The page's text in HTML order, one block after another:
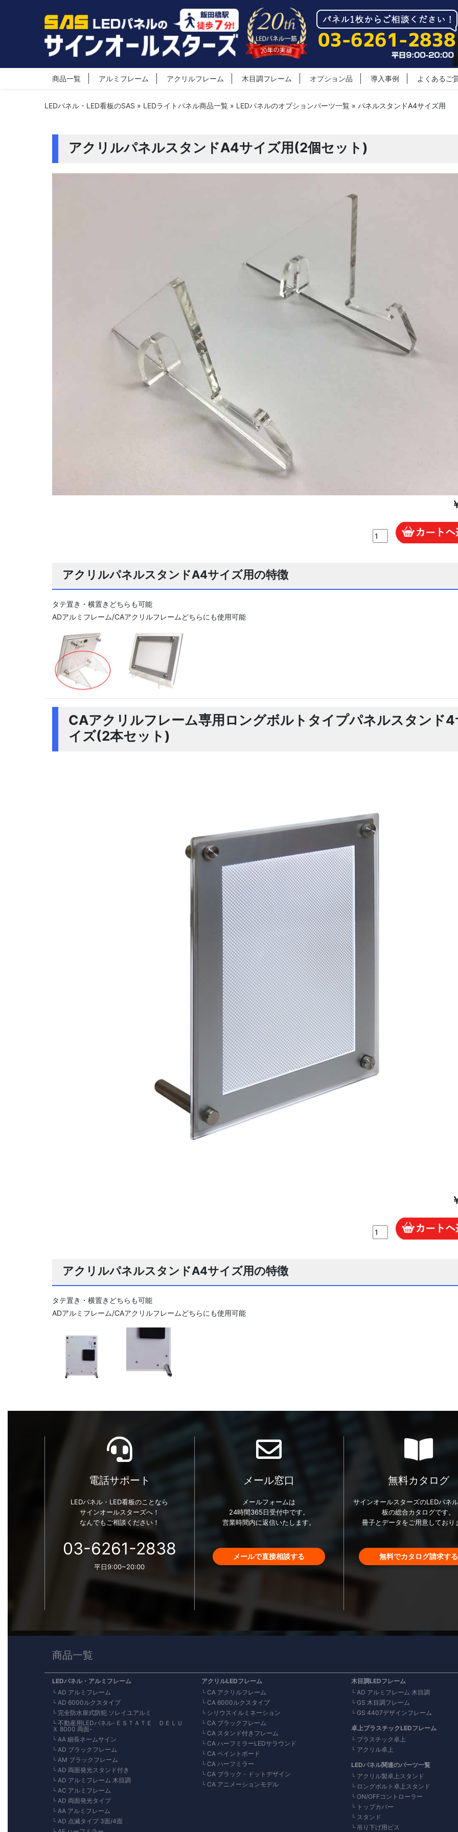
商品一覧 アルミフレーム アクリルフレーム 木目調フレーム オプション品 導入事例 よくあるご
LEDパネル・LED看板のSAS » LEDライトパネル商品一覧 » LEDパネルのオプションパーツ一覧 » パネルスタンドA4サイズ用
アクリルパネルスタンドA4サイズ用(2個セット)
アクリルパネルスタンドA4サイズ用の特徴
タテ置き・横置きどちらも可能
ADアルミフレーム/CAアクリルフレームどちらにも使用可能
CAアクリルフレーム専用ロングボルトタイプパネルスタンド4
イズ(2本セット)
アクリルパネルスタンドA4サイズ用の特徴
タテ置き・横置きどちらも可能
ADアルミフレーム/CAアクリルフレームどちらにも使用可能
電話サポート
LEDパネル・LED看板のことなら
サインオールスターズへ！
なんでもご相談ください！
03-6261-2838
平日9:00~20:00
メール窓口
メールフォームは
24時間365日受付中です。
営業時間内に返信いたします。
メールで直接相談する
無料カタログ
サインオールスターズのLEDパネ
板の総合カタログです。
冊子とデータをご用意しており
無料でカタログ請求する
商品一覧
LEDパネル・アルミフレーム
AD アルミフレーム
AD 6000ルクスタイプ
完全防水扉式防犯 ソレイユアルミ
不動産用LEDパネル-ＥＳＴＡＴＥ ＤＥＬＵ
Ｘ 8000 両面-
AA 細長ネームサイン
AD ブラックフレーム
AM ブラックフレーム
AD 両面発光スタンド付き
AD アルミフレーム 木目調
AC アルミフレーム
AD 両面発光タイプ
AA アルミフレーム
AD 点滅タイプ 3面/4面
アクリルLEDフレーム
CA アクリルフレーム
CA 6000ルクスタイプ
シリウスイルミネーション
CA ブラックフレーム
CA スタンド付きフレーム
CA ハーフミラーLEDサラウンド
CA ペイントボード
CA ハーフミラー
CA ブラック・ドットデザイン
CA アニメーションモデル
木目調LEDフレーム
AD アルミフレーム 木目調
GS 木目調フレーム
GS 4407デザインフレーム
卓上プラスチックLEDフレーム
プラスチック卓上
アクリル卓上
LEDパネル関連のパーツ一覧
アクリル製卓上スタンド
ロングボルト卓上スタンド
ON/OFFコントローラー
トップカバー
スタンド
吊り下げ用ビス